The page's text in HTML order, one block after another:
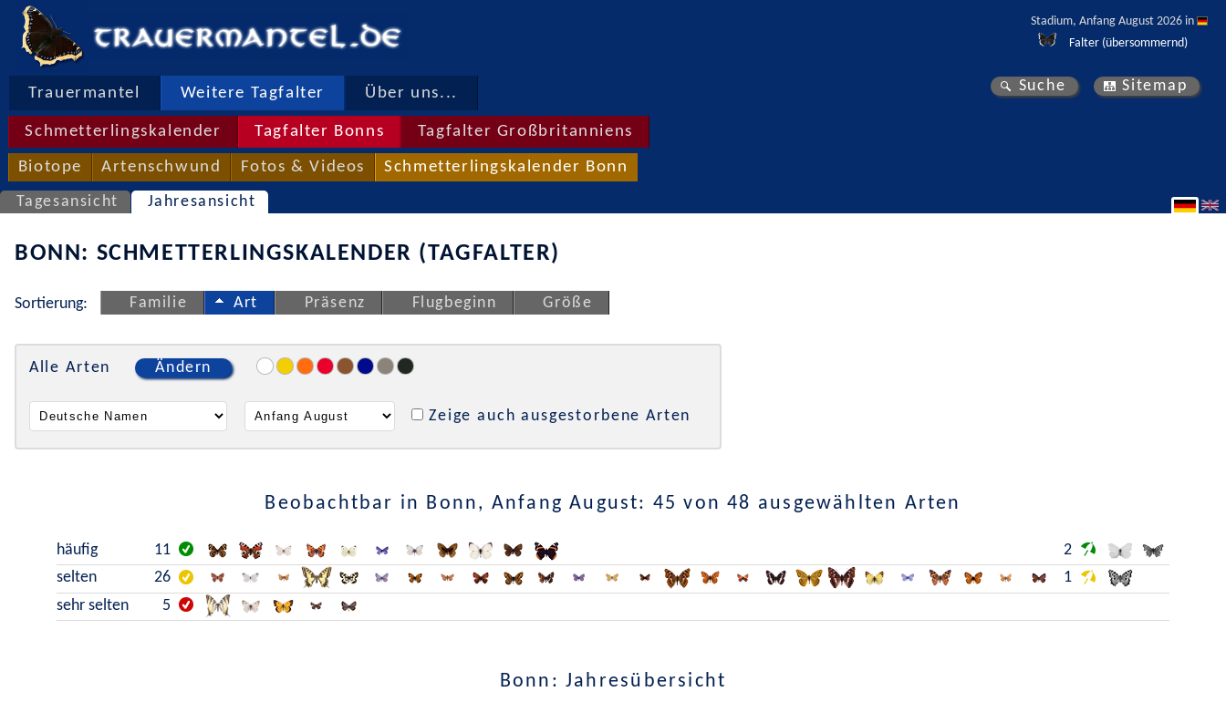
Stadium, Anfang August 2026 in
Falter (übersommernd)
Trauermantel Weitere Tagfalter Über uns...
Schmetterlingskalender Tagfalter Bonns Tagfalter Großbritanniens
Biotope Artenschwund Fotos & Videos Schmetterlingskalender Bonn
Suche Sitemap
Tagesansicht Jahresansicht
BONN: SCHMETTERLINGSKALENDER (TAGFALTER)
Sortierung: Familie Art Präsenz Flugbeginn Größe
Alle Arten Ändern
Zeige auch ausgestorbene Arten
Beobachtbar in Bonn, Anfang August: 45 von 48 ausgewählten Arten
häufig 11
2
selten
26
1
sehr selten
5
Bonn: Jahresübersicht